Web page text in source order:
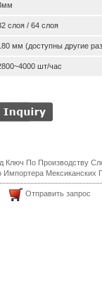
слоя / 64 слоя
мм (доступны другие
шт/час
По Производству
Мексиканских
Отправить запрос